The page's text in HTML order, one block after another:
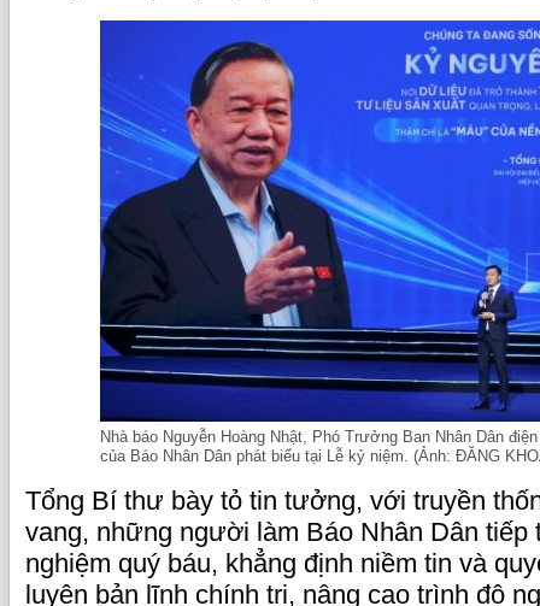
Nhà báo Nguyễn Hoàng Nhật, Phó Trưởng Ban Nhân Dân
của Báo Nhân Dân phát biểu tại Lễ kỷ niệm. (Ảnh: ĐĂNG
Tổng Bí thư bày tỏ tin tưởng, với truyền
vang, những người làm Báo Nhân Dân tiếp
nghiệm quý báu, khẳng định niềm tin và
luyện bản lĩnh chính trị, nâng cao trình độ